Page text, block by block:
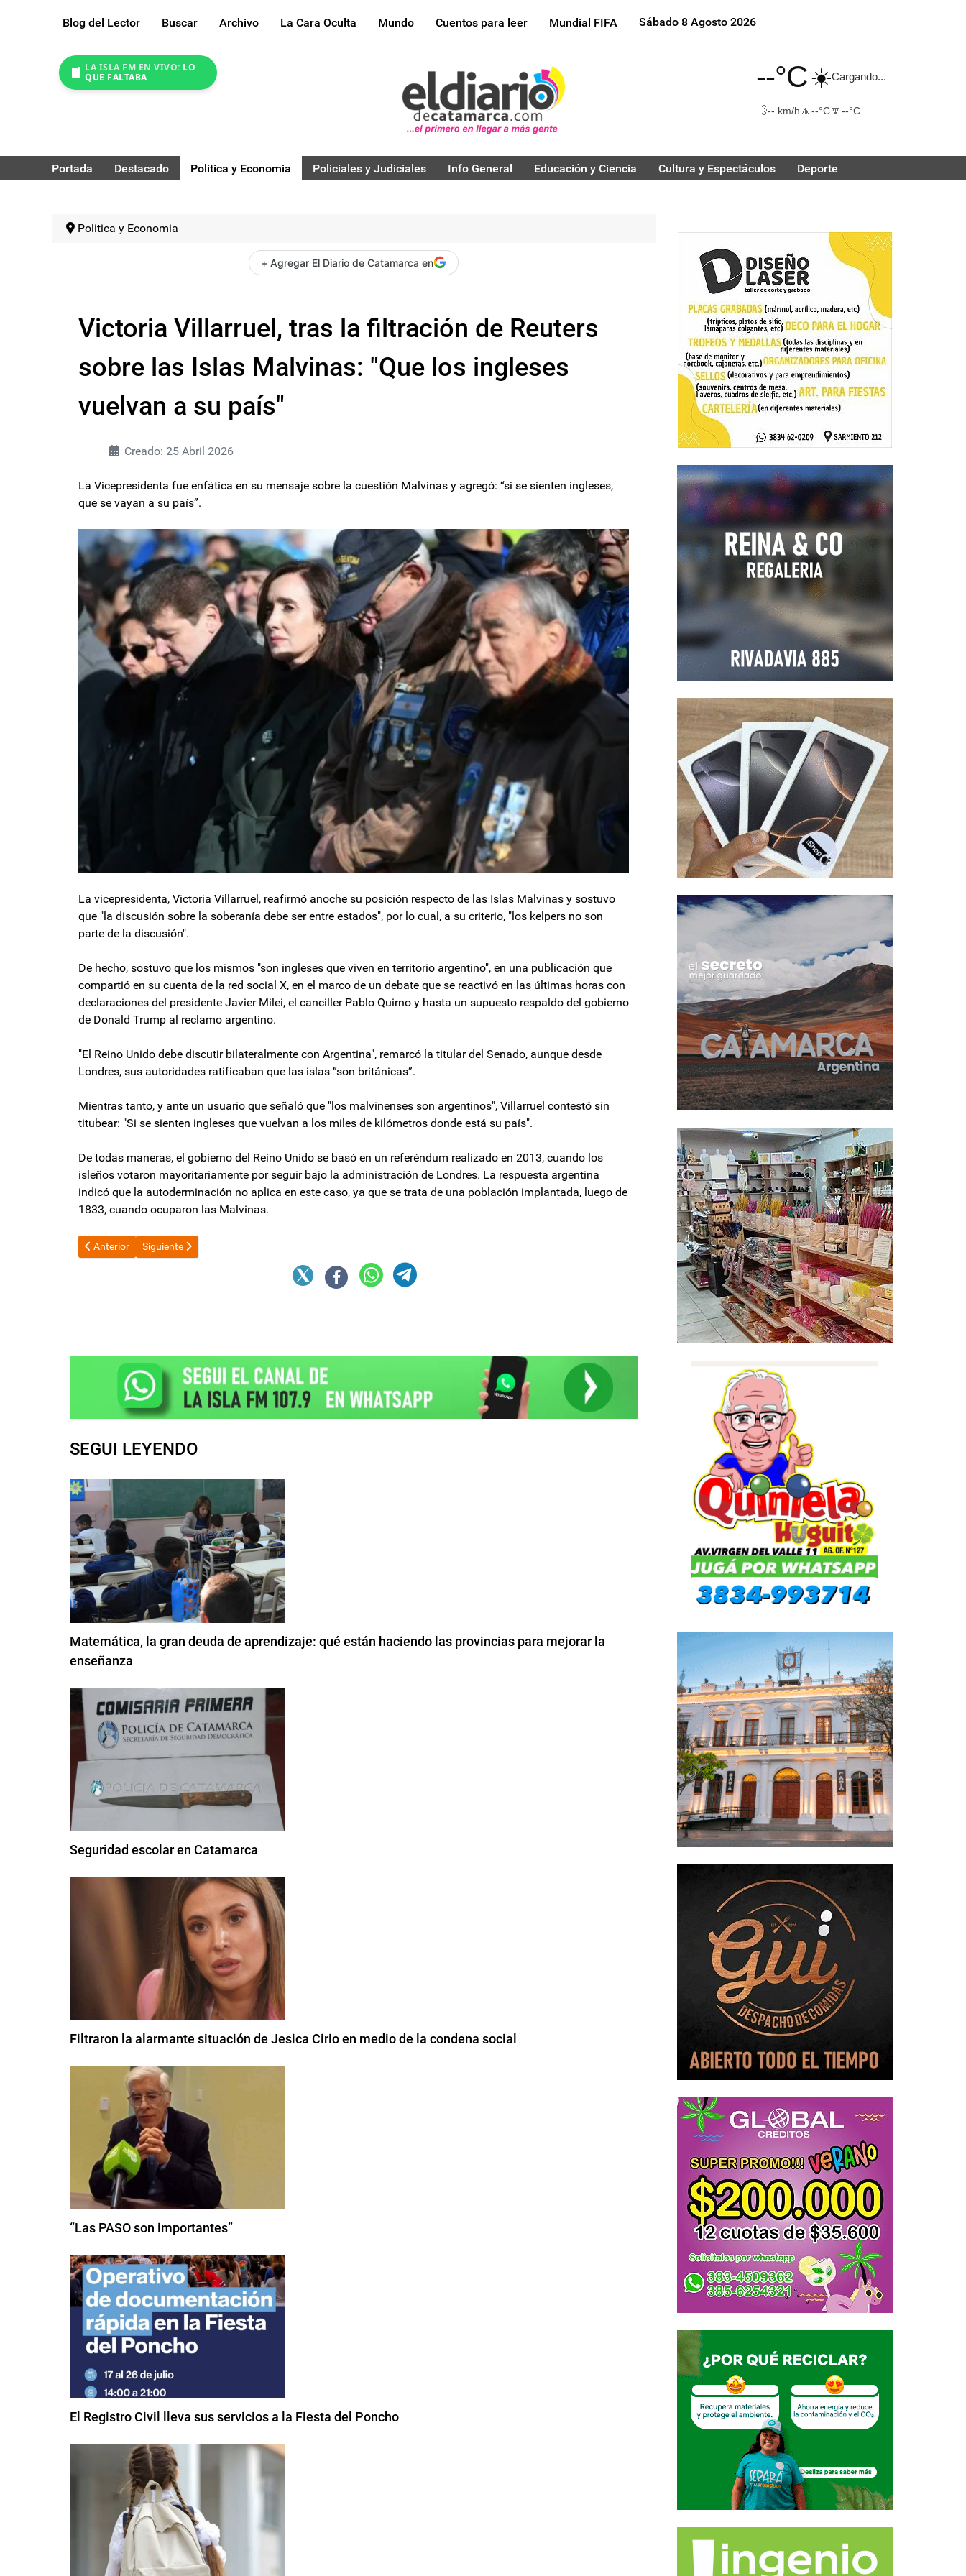
Blog del Lector Buscar Archivo La Cara Oculta Mundo Cuentos para leer Mundial FIFA Sábado 8 Agosto 2026
LA ISLA FM EN VIVO: LO
QUE FALTABA
--°C☀️Cargando...
💨-- km/h 🔼 --°C🔽 --°C
Portada Destacado Politica y Economia Policiales y Judiciales Info General Educación y Ciencia Cultura y Espectáculos Deporte
Politica y Economia
+ Agregar El Diario de Catamarca en
Victoria Villarruel, tras la filtración de Reuters
sobre las Islas Malvinas: "Que los ingleses
vuelvan a su país"
Creado: 25 Abril 2026
La Vicepresidenta fue enfática en su mensaje sobre la cuestión Malvinas y agregó: “si se sienten ingleses,
que se vayan a su país”.
La vicepresidenta, Victoria Villarruel, reafirmó anoche su posición respecto de las Islas Malvinas y sostuvo
que "la discusión sobre la soberanía debe ser entre estados", por lo cual, a su criterio, "los kelpers no son
parte de la discusión".
De hecho, sostuvo que los mismos "son ingleses que viven en territorio argentino", en una publicación que
compartió en su cuenta de la red social X, en el marco de un debate que se reactivó en las últimas horas con
declaraciones del presidente Javier Milei, el canciller Pablo Quirno y hasta un supuesto respaldo del gobierno
de Donald Trump al reclamo argentino.
"El Reino Unido debe discutir bilateralmente con Argentina", remarcó la titular del Senado, aunque desde
Londres, sus autoridades ratificaban que las islas “son británicas”.
Mientras tanto, y ante un usuario que señaló que "los malvinenses son argentinos", Villarruel contestó sin
titubear: "Si se sienten ingleses que vuelvan a los miles de kilómetros donde está su país".
De todas maneras, el gobierno del Reino Unido se basó en un referéndum realizado en 2013, cuando los
isleños votaron mayoritariamente por seguir bajo la administración de Londres. La respuesta argentina
indicó que la autoderminación no aplica en este caso, ya que se trata de una población implantada, luego de
1833, cuando ocuparon las Malvinas.
Artículo anterior: El dólar oficial lleva seis meses en $1400: del récord de exportaciones al desafío de la meta fiscal
Anterior Artículo siguiente: El PJ de Cristina Kirchner sale de la parálisis y convoca un Congreso de Defensa Nacional
Siguiente
SEGUI LEYENDO
Matemática, la gran deuda de aprendizaje: qué están haciendo las provincias para mejorar la
enseñanza
Seguridad escolar en Catamarca
Filtraron la alarmante situación de Jesica Cirio en medio de la condena social
“Las PASO son importantes”
El Registro Civil lleva sus servicios a la Fiesta del Poncho